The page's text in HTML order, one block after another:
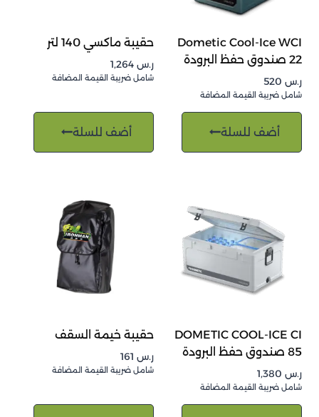
Dometic Cool-Ice WCI
22 صندوق حفظ البرودة
ر.س
شامل ضريبة القيمة المضافة
أضف للسلة
حقيبة ماكسي 140 لتر
ر.س
شامل ضريبة القيمة المضافة
أضف للسلة
DOMETIC COOL-ICE CI
85 صندوق حفظ البرودة
ر.س
شامل ضريبة القيمة المضافة
حقيبة خيمة السقف
ر.س
شامل ضريبة القيمة المضافة